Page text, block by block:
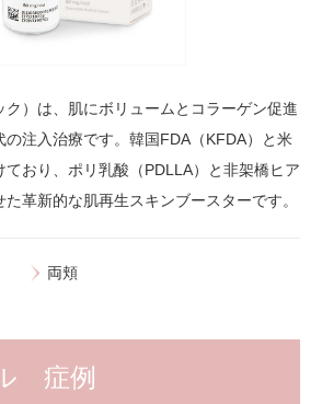
）は、肌にボリュームとコラーゲン促進
の注入治療です。韓国FDA（KFDA）と米
ており、ポリ乳酸（PDLLA）と非架橋ヒア
革新的な肌再生スキンブースターです。
両頬
症例